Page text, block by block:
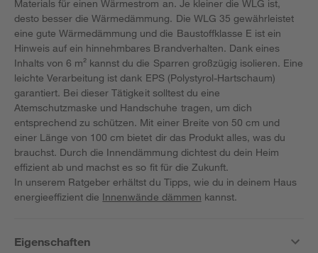
Materials für einen Wärmestrom an. Je kleiner die WLG ist,
desto besser die Wärmedämmung. Die WLG 35 gewährleistet
eine gute Wärmedämmung und die Baustoffklasse E ist ein
Hinweis auf ein hinnehmbares Brandverhalten. Dank eines
Inhalts von 6 m² kannst du die Sparren großzügig isolieren. Eine
leichte Verarbeitung ist dank EPS (Polystyrol-Hartschaum)
garantiert. Bei dieser Tätigkeit solltest du eine
Atemschutzmaske und Handschuhe tragen, um dich
entsprechend zu schützen. Mit einer Breite von 50 cm und
einer Länge von 100 cm bietet dir das Produkt alles, was du
brauchst. Durch die Innendämmung dichtest du dein Heim
effizient ab und machst es so fit für die Zukunft.
In unserem Ratgeber erhältst du Tipps, wie du in deinem Haus
energieeffizient die Innenwände dämmen kannst.
Eigenschaften